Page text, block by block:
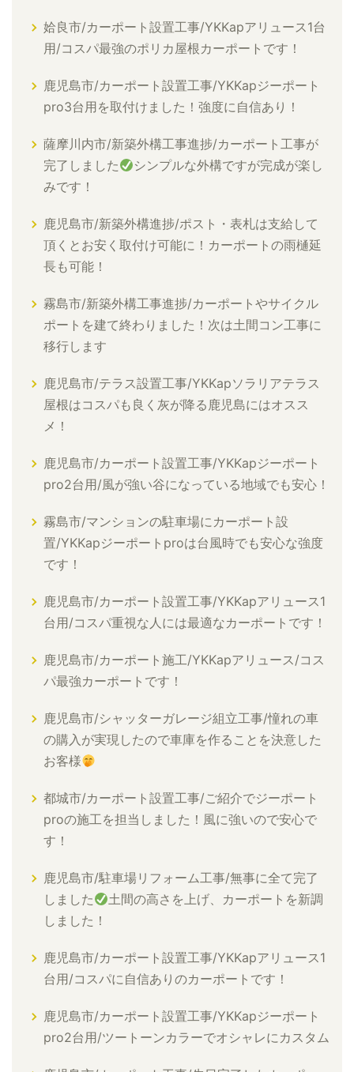
姶良市/カーポート設置工事/YKKapアリュース1台
用/コスパ最強のポリカ屋根カーポートです！
鹿児島市/カーポート設置工事/YKKapジーポート
pro3台用を取付けました！強度に自信あり！
薩摩川内市/新築外構工事進捗/カーポート工事が
完了しました
シンプルな外構ですが完成が楽し
みです！
鹿児島市/新築外構進捗/ポスト・表札は支給して
頂くとお安く取付け可能に！カーポートの雨樋延
長も可能！
霧島市/新築外構工事進捗/カーポートやサイクル
ポートを建て終わりました！次は土間コン工事に
移行します
鹿児島市/テラス設置工事/YKKapソラリアテラス
屋根はコスパも良く灰が降る鹿児島にはオスス
メ！
鹿児島市/カーポート設置工事/YKKapジーポート
pro2台用/風が強い谷になっている地域でも安心！
霧島市/マンションの駐車場にカーポート設
置/YKKapジーポートproは台風時でも安心な強度
です！
鹿児島市/カーポート設置工事/YKKapアリュース1
台用/コスパ重視な人には最適なカーポートです！
鹿児島市/カーポート施工/YKKapアリュース/コス
パ最強カーポートです！
鹿児島市/シャッターガレージ組立工事/憧れの車
の購入が実現したので車庫を作ることを決意した
お客様
都城市/カーポート設置工事/ご紹介でジーポート
proの施工を担当しました！風に強いので安心で
す！
鹿児島市/駐車場リフォーム工事/無事に全て完了
しました
土間の高さを上げ、カーポートを新調
しました！
鹿児島市/カーポート設置工事/YKKapアリュース1
台用/コスパに自信ありのカーポートです！
鹿児島市/カーポート設置工事/YKKapジーポート
pro2台用/ツートーンカラーでオシャレにカスタム